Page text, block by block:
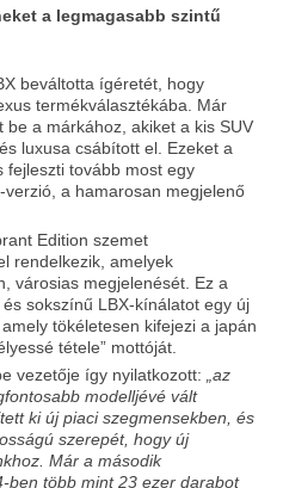
a legmagasabb szintű
beváltotta ígéretét, hogy
termékválasztékába. Már
a márkához, akiket a kis SUV
luxusa csábított el. Ezeket a
fejleszti tovább most egy
a hamarosan megjelenő
Edition szemet
rendelkezik, amelyek
városias megjelenését. Ez a
sokszínű LBX-kínálatot egy új
tökéletesen kifejezi a japán
tétele” mottóját.
vezetője így nyilatkozott:
„az
modelljévé vált
ki új piaci szegmensekben, és
szerepét, hogy új
Már a második
ben több mint 23 ezer darabot